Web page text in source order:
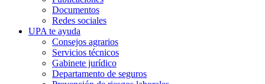
Documentos
Redes sociales
UPA te ayuda
Consejos agrarios
Servicios técnicos
Gabinete jurídico
Departamento de seguros